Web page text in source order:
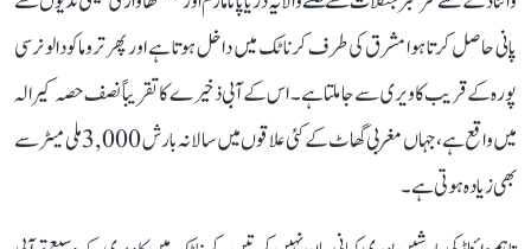
پانی حاصل کرتا ہوا مشرق کی طرف کرناٹک میں داخل ہوتا ہے اور پھر تروماکودالو نرسی
پورہ کے قریب کاویری سے جا ملتا ہے۔ اس کے آبی ذخیرے کا تقریباً نصف حصہ کیرالہ
میں واقع ہے، جہاں مغربی گھاٹ کے کئی علاقوں میں سالانہ بارش 3,000 ملی میٹر سے
بھی زیادہ ہوتی ہے۔